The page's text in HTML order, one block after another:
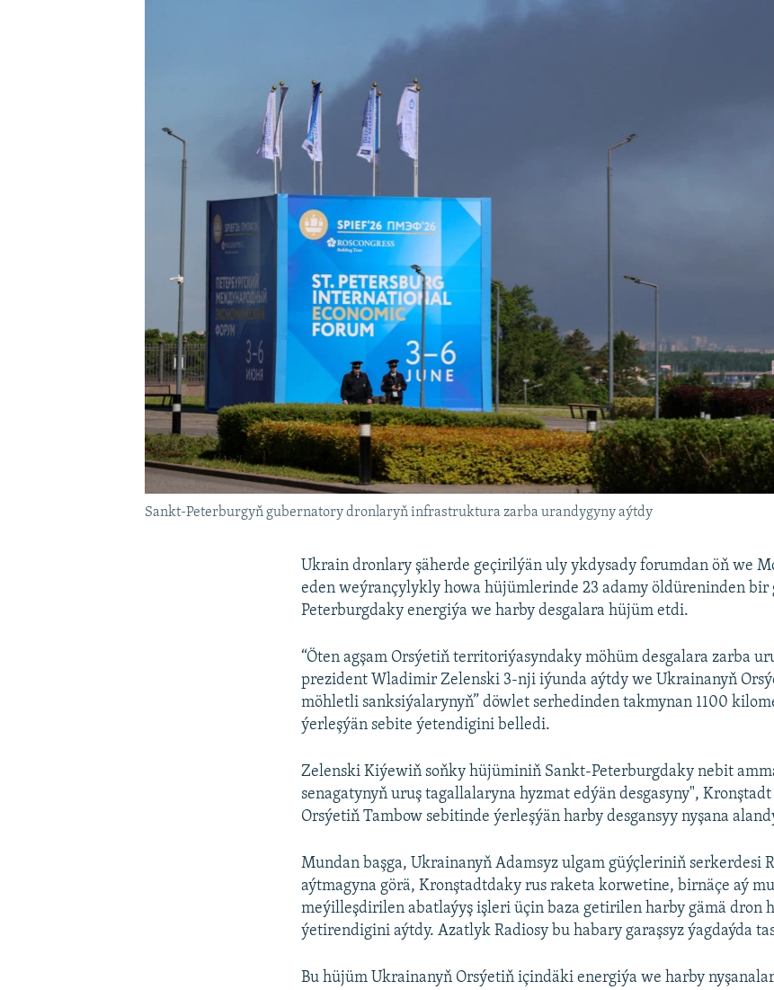
Sankt-Peterburgyň gubernatory dronlaryň infrastruktura zarba urandygyny aýtdy
Ukrain dronlary şäherde geçirilýän uly ykdysady forumdan öň we
eden weýrançylykly howa hüjümlerinde 23 adamy öldüreninden bir
Peterburgdaky energiýa we harby desgalara hüjüm etdi.
“Öten agşam Orsýetiň territoriýasyndaky möhüm desgalara zarba
prezident Wladimir Zelenski 3-nji iýunda aýtdy we Ukrainanyň
möhletli sanksiýalarynyň” döwlet serhedinden takmynan 1100
ýerleşýän sebite ýetendigini belledi.
Zelenski Kiýewiň soňky hüjüminiň Sankt-Peterburgdaky nebit
senagatynyň uruş tagallalaryna hyzmat edýän desgasyny",
Orsýetiň Tambow sebitinde ýerleşýän harby desgansyy nyşana
Mundan başga, Ukrainanyň Adamsyz ulgam güýçleriniň serkerdesi
aýtmagyna görä, Kronştadtdaky rus raketa korwetine, birnäçe aý
meýilleşdirilen abatlaýyş işleri üçin baza getirilen harby gämä dron
ýetirendigini aýtdy. Azatlyk Radiosy bu habary garaşsyz ýagdaýda
Bu hüjüm Ukrainanyň Orsýetiň içindäki energiýa we harby